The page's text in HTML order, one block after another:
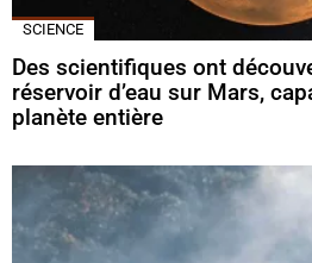
SCIENCE
Des scientifiques ont
réservoir d’eau sur Mars,
planète entière